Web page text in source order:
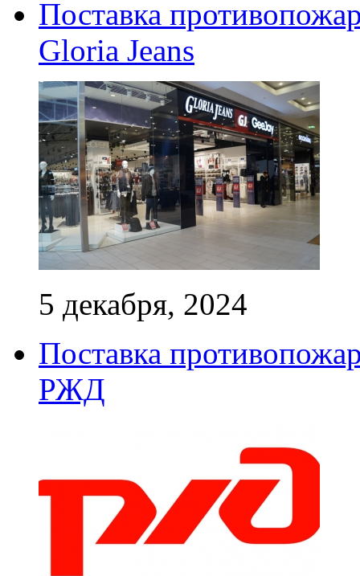
Поставка
Gloria Jeans
5 декабря, 2024
Поставка
РЖД